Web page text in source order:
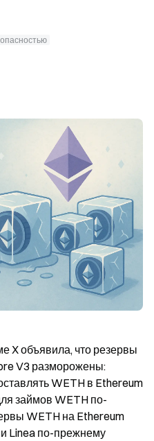
X объявила, что резервы
V3 разморожены:
WETH в Ethereum
займов WETH по-
WETH на Ethereum
Linea по-прежнему